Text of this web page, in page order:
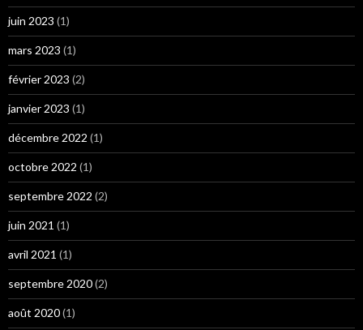
juin 2023 (1)
mars 2023 (1)
février 2023 (2)
janvier 2023 (1)
décembre 2022 (1)
octobre 2022 (1)
septembre 2022 (2)
juin 2021 (1)
avril 2021 (1)
septembre 2020(2)
août 2020(1)